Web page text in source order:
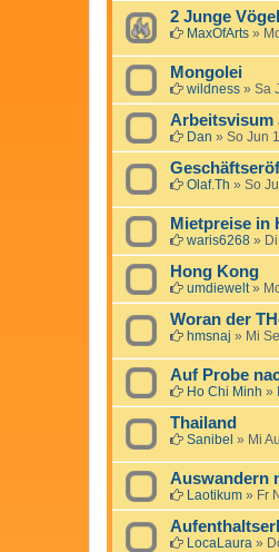
2 Junge
MaxOfArts »
Mongolei
wildness » Sa
Arbeitsvisum
Dan » So Jun
Olaf.Th » So
Mietpreise in
waris6268 »
Hong Kong
umdiewelt»
Woran der
hmsnaj » Mi
Auf Probe
Ho Chi Minh »
Thailand
Sanibel » Mi
Auswandern
Laotikum » Fr
LocaLaura »